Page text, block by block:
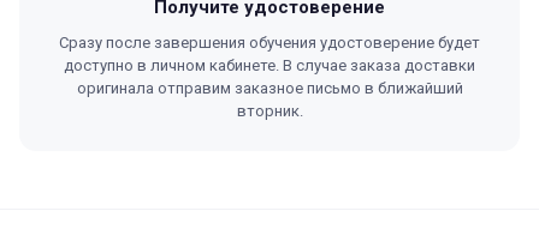
Получите удостоверение
Сразу после завершения обучения удостоверение будет
доступно в личном кабинете. В случае заказа доставки
оригинала отправим заказное письмо в ближайший
вторник.